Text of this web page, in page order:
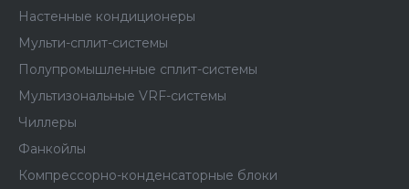
Настенные кондиционеры
Мульти-сплит-системы
Полупромышленные сплит-системы
Мультизональные VRF-системы
Чиллеры
Фанкойлы
Компрессорно-конденсаторные блоки